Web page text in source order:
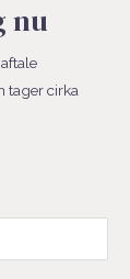
nu
tager cirka